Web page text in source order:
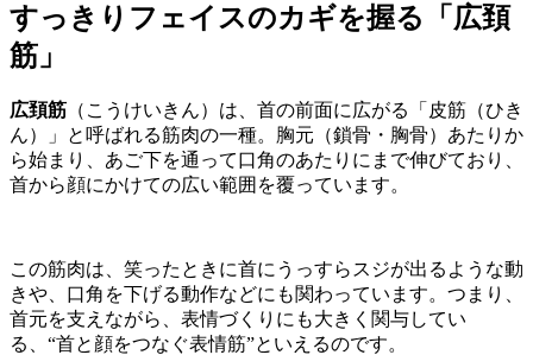
すっきりフェイスのカギを握る「広頚
筋」
広頚筋 （こうけいきん）は、首の前面に広がる「皮筋（ひき
ん）」と呼ばれる筋肉の一種。胸元（鎖骨・胸骨）あたりか
ら始まり、あご下を通って口角のあたりにまで伸びており、
首から顔にかけての広い範囲を覆っています。
この筋肉は、笑ったときに首にうっすらスジが出るような動
きや、口角を下げる動作などにも関わっています。つまり、
首元を支えながら、表情づくりにも大きく関与してい
る、“首と顔をつなぐ表情筋”といえるのです。